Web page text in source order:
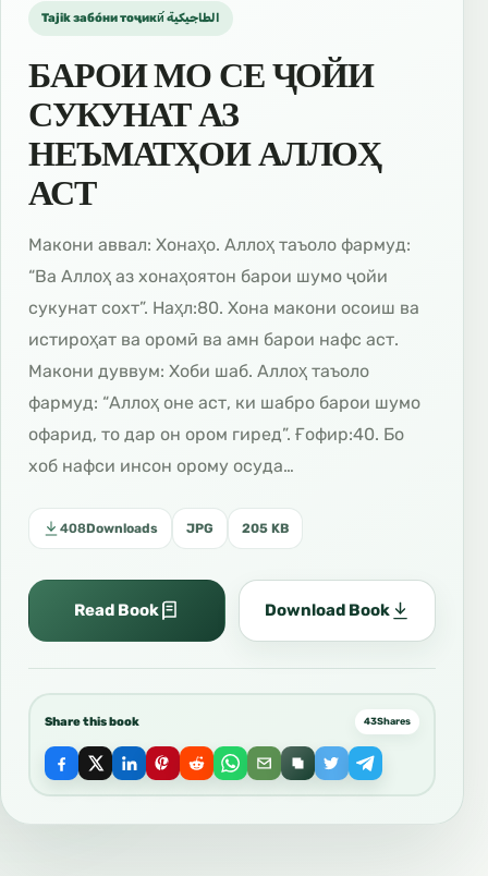
Tajik забо́ни тоҷикӣ́ الطاجيكية
БАРОИ МО СЕ ҶОЙИ
СУКУНАТ АЗ
НЕЪМАТҲОИ АЛЛОҲ
АСТ
Макони аввал: Хонаҳо. Аллоҳ таъоло фармуд:
“Ва Аллоҳ аз хонаҳоятон барои шумо ҷойи
сукунат сохт”. Наҳл:80. Хона макони осоиш ва
истироҳат ва оромӣ ва амн барои нафс аст.
Макони дуввум: Хоби шаб. Аллоҳ таъоло
фармуд: “Аллоҳ оне аст, ки шабро барои шумо
офарид, то дар он ором гиред”. Ғофир:40. Бо
хоб нафси инсон орому осуда…
408Downloads JPG 205 KB
Read Book Download Book
Share this book 43Shares